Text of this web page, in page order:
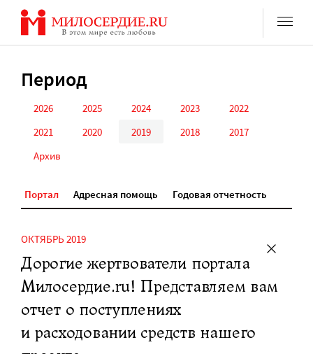
Перейти
содержанию
Период
2026 2025 2024 2023
2022
2021
2020 2019 2018
2017
Архив
Портал Адресная помощь Годовая отчетность
ОКТЯБРЬ 2019
Дорогие жертвователи портала
Милосердие.ru! Представляем вам
отчет о поступлениях
и расходовании средств нашего